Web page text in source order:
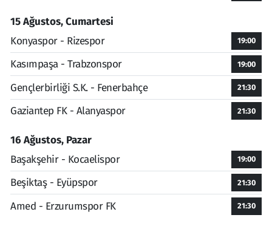
15 Ağustos, Cumartesi
Konyaspor - Rizespor
19:00
Kasımpaşa - Trabzonspor 19:00
Gençlerbirliği S.K. - Fenerbahçe 21:30
Gaziantep FK - Alanyaspor 21:30
16 Ağustos, Pazar
Başakşehir - Kocaelispor
19:00
Beşiktaş - Eyüpspor 21:30
Amed - Erzurumspor FK 21:30